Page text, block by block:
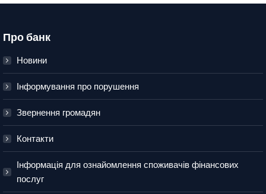
Про банк
Новини
Інформування про порушення
Звернення громадян
Контакти
Інформація для ознайомлення споживачів фінансових
послуг